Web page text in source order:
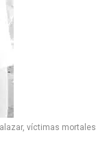
víctimas mortales